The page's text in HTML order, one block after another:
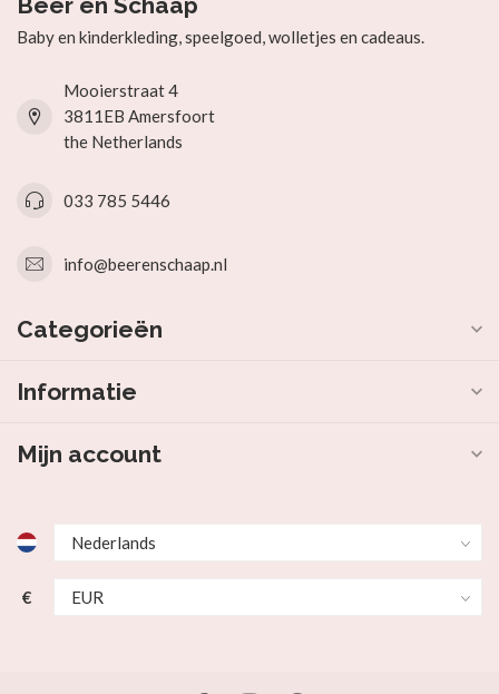
Baby en kinderkleding, speelgoed, wolletjes en cadeaus.
Mooierstraat 4
3811EB Amersfoort
the Netherlands
033 785 5446
info@beerenschaap.nl
Categorieën
Informatie
Mijn account
€